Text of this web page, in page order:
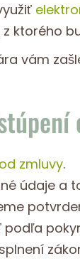
ktorého
vám
zmluvy.
údaje a